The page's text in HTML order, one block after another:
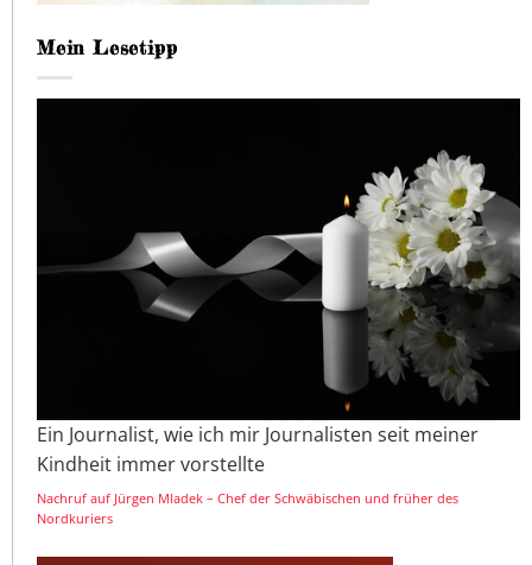
Mein Lesetipp
Ein Journalist, wie ich mir Journalisten seit meiner
Kindheit immer vorstellte
Nachruf auf Jürgen Mladek – Chef der Schwäbischen und früher des
Nordkuriers